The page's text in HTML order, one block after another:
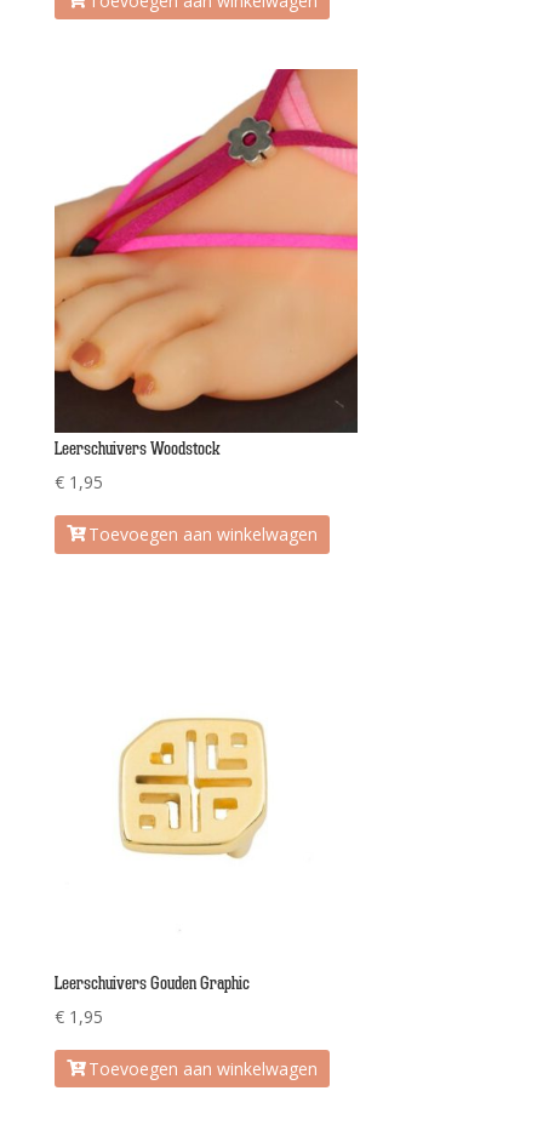
Leerschuivers Woodstock
€1,95
Toevoegen aan winkelwagen
Leerschuivers Gouden Graphic
€1,95
Toevoegen aan winkelwagen